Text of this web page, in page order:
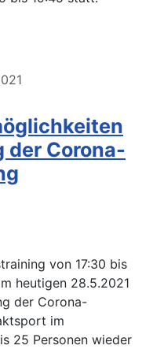
der Corona-
von 17:30 bis
heutigen 28.5.2021
der Corona-
im
25 Personen wieder